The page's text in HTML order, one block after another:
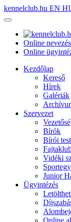
kennelclub.hu EN
Online nevezés
Online
Kezdőlap
Kereső
Hírek
Galériák
Szervezet
Bírók
Bírói
Vidéki
Junior
Ügyintézés
Online